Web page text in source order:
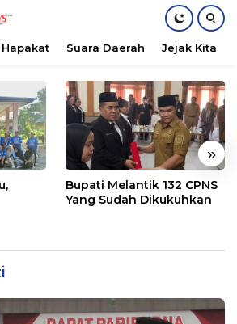
Suara Daerah Jejak Kita
»
Bupati Melantik 132 CPNS
Yang Sudah Dikukuhkan